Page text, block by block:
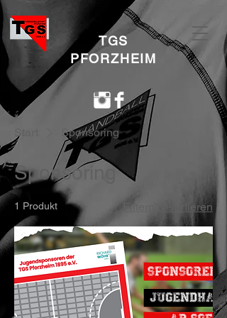
TGS
PFORZHEIM
Start Sponsoring
Sponsoring
1 Produkt Filtern & sortieren